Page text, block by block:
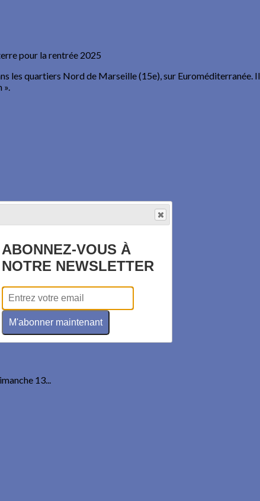
pour la rentrée 2025
les quartiers Nord de Marseille (15e), sur Euroméditerranée.
».
Moderna a...
Hier, il a...
13...
ABONNEZ-VOUS À
NOTRE NEWSLETTER
M'abonner maintenant